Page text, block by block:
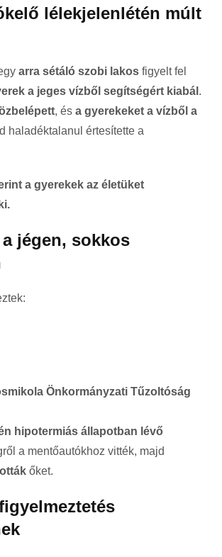
lélekjelenlétén múlt
arra sétáló szobi lakos figyelt fel
a jeges vízből segítségért kiabál .
, és a gyerekeket a vízből a
haladéktalanul értesítette a
a gyerekek az életüket
jégen, sokkos
Önkormányzati Tűzoltóság
hipotermiás állapotban lévő
a mentőautókhoz vitték, majd
őket.